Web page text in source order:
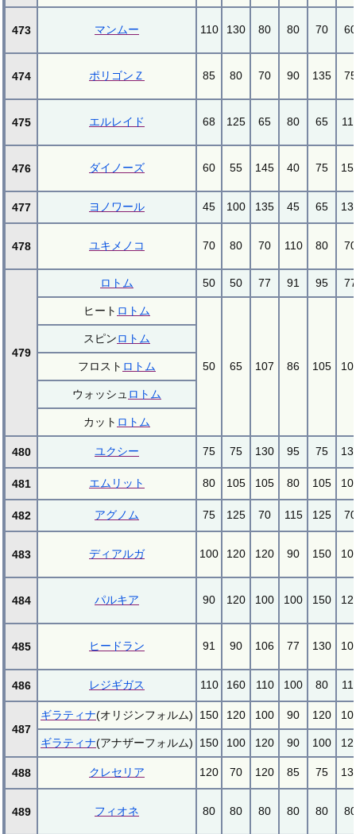
473 マンムー 110 130 80 80 70 60
474 ポリゴンＺ 85 80 70 90 135 75
475 エルレイド 68 125 65 80 65
476 ダイノーズ 60 55 145 40 75
477 ヨノワール 45 100 135 45 65
478 ユキメノコ 70 80 70 110 80 70
479
ロトム 50 50 77 91 95 77
ヒート ロトム
50 65 107 86 105
スピンロトム
フロスト ロトム
ウォッシュ ロトム
カット ロトム
480 ユクシー 75 75 130 95 75
481 エムリット 80 105 105 80 105
482 アグノム 75 125 70 115 125 70
483 ディアルガ 100 120 120 90 150
484 パルキア 90 120 100 100 150
485 ヒードラン 91 90 106 77 130
486 レジギガス 110 160 110 100 80
487
ギラティナ(オリジンフォルム) 150 120 100 90 120
ギラティナ(アナザーフォルム) 150 100 120 90 100
488 クレセリア 120 70 120 85 75
489 フィオネ 80 80 80 80 80 80